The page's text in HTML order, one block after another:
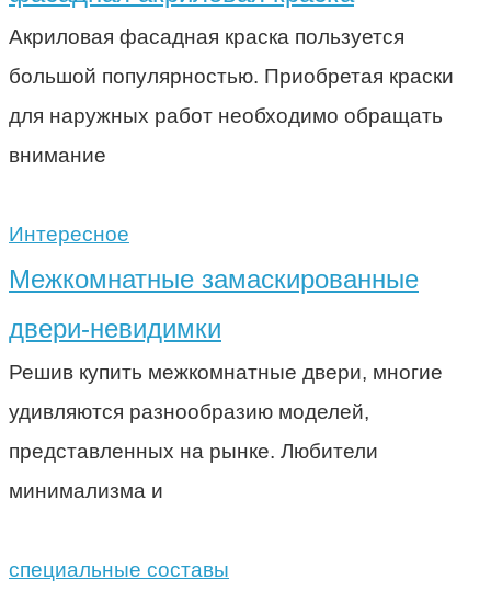
Акриловая фасадная краска пользуется
большой популярностью. Приобретая краски
для наружных работ необходимо обращать
внимание
Интересное
Межкомнатные замаскированные
двери-невидимки
Решив купить межкомнатные двери, многие
удивляются разнообразию моделей,
представленных на рынке. Любители
минимализма и
специальные составы